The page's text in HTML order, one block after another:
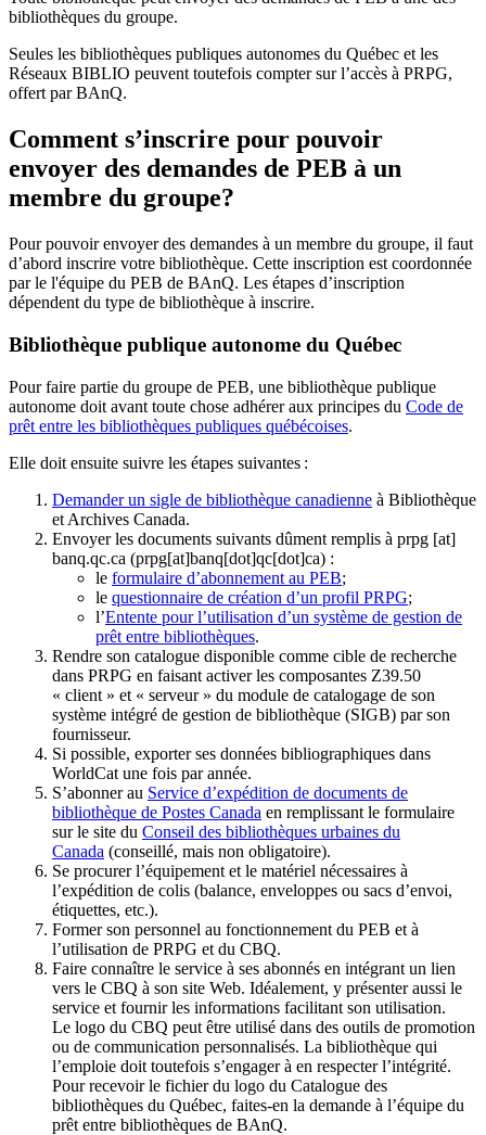
bibliothèques du groupe.
Seules les bibliothèques publiques autonomes du Québec et les
Réseaux BIBLIO peuvent toutefois compter sur l’accès à PRPG,
offert par BAnQ.
Comment s’inscrire pour pouvoir
envoyer des demandes de PEB à un
membre du groupe?
Pour pouvoir envoyer des demandes à un membre du groupe, il faut
d’abord inscrire votre bibliothèque. Cette inscription est coordonnée
par le l'équipe du PEB de BAnQ. Les étapes d’inscription
dépendent du type de bibliothèque à inscrire.
Bibliothèque publique autonome du Québec
Pour faire partie du groupe de PEB, une bibliothèque publique
autonome doit avant toute chose adhérer aux principes du Code de
prêt entre les bibliothèques publiques québécoises.
Elle doit ensuite suivre les étapes suivantes :
Demander un sigle de bibliothèque canadienne à Bibliothèque
et Archives Canada.
Envoyer les documents suivants dûment remplis à prpg [at]
banq.qc.ca (prpg[at]banq[dot]qc[dot]ca) :
le formulaire d’abonnement au PEB;
le questionnaire de création d’un profil PRPG;
l’Entente pour l’utilisation d’un système de gestion de
prêt entre bibliothèques.
Rendre son catalogue disponible comme cible de recherche
dans PRPG en faisant activer les composantes Z39.50
« client » et « serveur » du module de catalogage de son
système intégré de gestion de bibliothèque (SIGB) par son
fournisseur.
Si possible, exporter ses données bibliographiques dans
WorldCat une fois par année.
S’abonner au Service d’expédition de documents de
bibliothèque de Postes Canada en remplissant le formulaire
sur le site du Conseil des bibliothèques urbaines du
Canada (conseillé, mais non obligatoire).
Se procurer l’équipement et le matériel nécessaires à
l’expédition de colis (balance, enveloppes ou sacs d’envoi,
étiquettes, etc.).
Former son personnel au fonctionnement du PEB et à
l’utilisation de PRPG et du CBQ.
Faire connaître le service à ses abonnés en intégrant un lien
vers le CBQ à son site Web. Idéalement, y présenter aussi le
service et fournir les informations facilitant son utilisation.
Le logo du CBQ peut être utilisé dans des outils de promotion
ou de communication personnalisés. La bibliothèque qui
l’emploie doit toutefois s’engager à en respecter l’intégrité.
Pour recevoir le fichier du logo du Catalogue des
bibliothèques du Québec, faites-en la demande à l’équipe du
prêt entre bibliothèques de BAnQ.